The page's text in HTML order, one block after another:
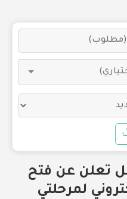
تعلن عن فتح
لمرحلتي